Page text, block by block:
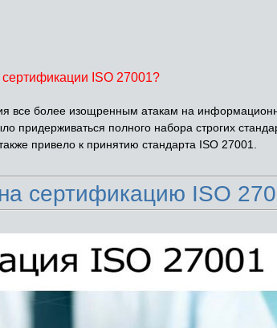
сертификации ISO 27001?
все более изощренным атакам на
полного набора строгих
привело к принятию стандарта ISO 27001.
сертификацию ISO